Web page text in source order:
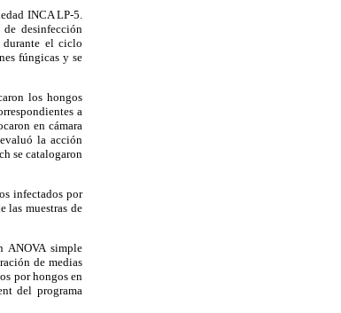
INCA LP-5.
desinfección
durante el ciclo
fúngicas y se
los hongos
a
en cámara
la acción
se catalogaron
infectados por
las muestras de
ANOVA simple
de medias
por hongos en
del programa